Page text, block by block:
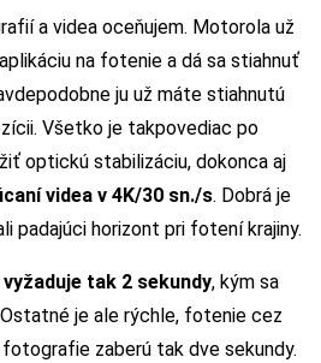
a videa oceňujem. Motorola už
na fotenie a dá sa stiahnuť
ju už máte stiahnutú
Všetko je takpovediac po
optickú stabilizáciu, dokonca aj
videa v 4K/30 sn./s. Dobrá je
padajúci horizont pri fotení krajiny.
tak 2 sekundy, kým sa
je ale rýchle, fotenie cez
zaberú tak dve sekundy.